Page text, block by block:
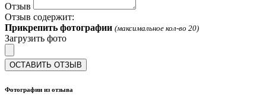
Отзыв
Отзыв содержит:
Прикрепить фотографии (максимальное кол-во 20)
Загрузить фото
ОСТАВИТЬ ОТЗЫВ
Фотографии из отзыва